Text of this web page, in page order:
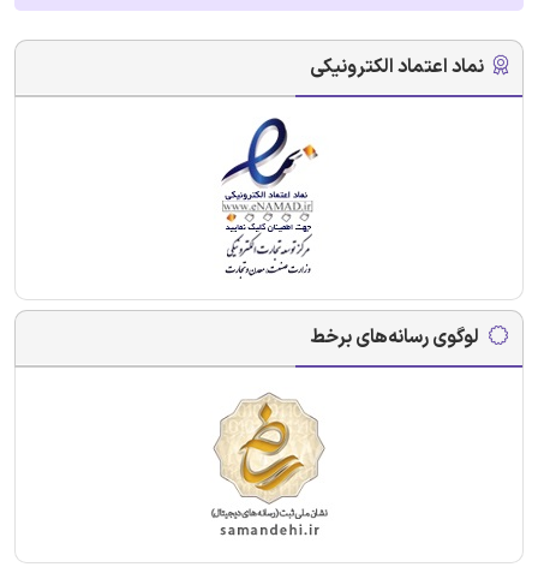
نماد اعتماد الکترونیکی
لوگوی رسانه‌های برخط